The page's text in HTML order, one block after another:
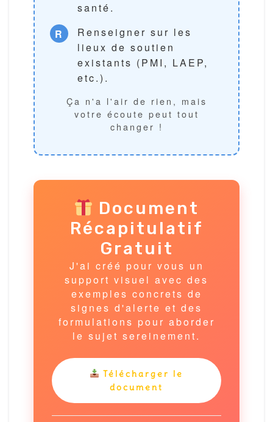
santé.
R
Renseigner sur les
lieux de soutien
existants (PMI, LAEP,
etc.).
Ça n'a l'air de rien, mais
votre écoute peut tout
changer !
Document
Récapitulatif
Gratuit
J'ai créé pour vous un
support visuel avec des
exemples concrets de
signes d'alerte et des
formulations pour aborder
le sujet sereinement.
Télécharger le
document